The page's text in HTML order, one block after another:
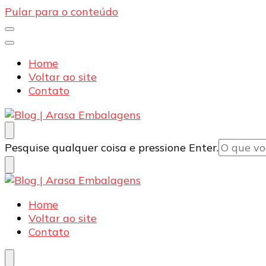
Pular para o conteúdo
Home
Voltar ao site
Contato
Blog | Arasa Embalagens
Confira conteúdos sobre embalagens para pizzas,
Procurando
algo?
Pesquise qualquer coisa e pressione Enter.
Blog | Arasa Embalagens
Confira conteúdos sobre embalagens para pizzas,
Home
Voltar ao site
Contato